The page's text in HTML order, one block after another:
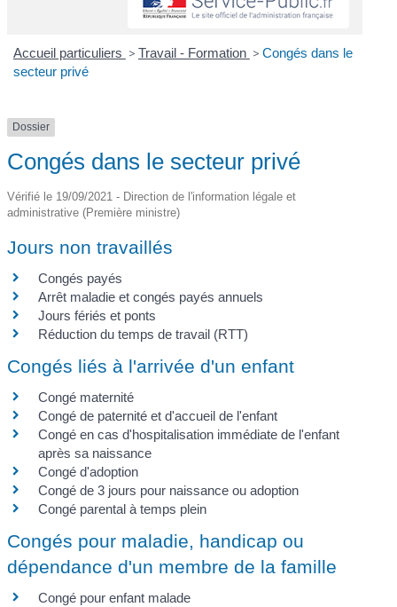
Accueil particuliers > Travail - Formation > Congés dans le
secteur privé
Dossier
Congés dans le secteur privé
Vérifié le 19/09/2021 - Direction de l'information légale et
administrative (Première ministre)
Jours non travaillés
Congés payés
Arrêt maladie et congés payés annuels
Jours fériés et ponts
Réduction du temps de travail (RTT)
Congés liés à l'arrivée d'un enfant
Congé maternité
Congé de paternité et d'accueil de l'enfant
Congé en cas d'hospitalisation immédiate de l'enfant
après sa naissance
Congé d'adoption
Congé de 3 jours pour naissance ou adoption
Congé parental à temps plein
Congés pour maladie, handicap ou
dépendance d'un membre de la famille
Congé pour enfant malade